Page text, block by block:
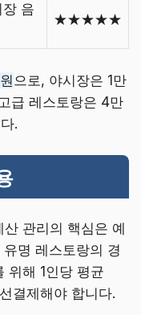
장 음
★★★★★
으로, 야시장은 1만
급 레스토랑은 4만
.
관리의 핵심은 예
명 레스토랑의 경
위해 1인당 평균
결제해야 합니다.